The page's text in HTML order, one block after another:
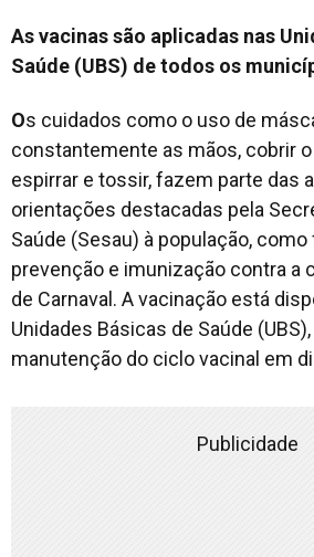
As vacinas são aplicadas nas
Saúde (UBS) de todos os
Os cuidados como o uso de
constantemente as mãos, cobrir
espirrar e tossir, fazem parte das
orientações destacadas pela
Saúde (Sesau) à população,
prevenção e imunização contra a
de Carnaval. A vacinação está
Unidades Básicas de Saúde
manutenção do ciclo vacinal em
Publicidade